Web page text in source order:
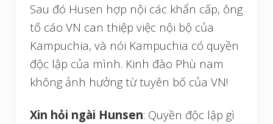
Sau đó Husen hợp nội các khẩn cấp, ông
tố cáo VN can thiệp việc nội bộ của
Kampuchia, và nói Kampuchia có quyền
độc lập của mình. Kinh đào Phù nam
không ảnh hưởng từ tuyên bố của VN!
Xin hỏi ngài Hunsen: Quyền độc lập gì